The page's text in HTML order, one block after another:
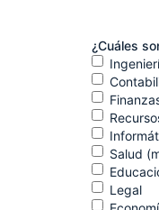
¿Cuáles
Salud
Legal